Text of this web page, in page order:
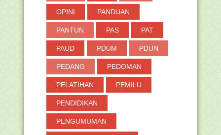
OPINI PANDUAN
PANTUN PAS PAT
PAUD PDUM PDUN
PEDANG PEDOMAN
PELATIHAN PEMILU
PENDIDIKAN
PENGUMUMAN